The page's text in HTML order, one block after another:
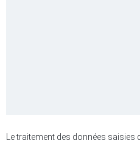
Le traitement des données